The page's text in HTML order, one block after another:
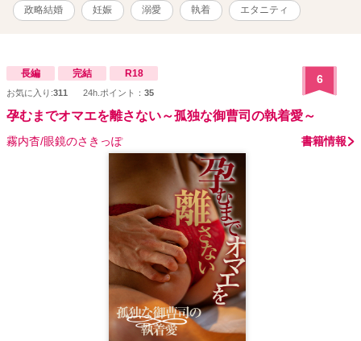
嬢 自身は普通に会社員をしている 明るく朗らか あまり物事には執着
しない 若干(?)天然 × 倉森宣利 くらもり たかとし 32歳 世界有数
間にはとことん甘い顔を見せる なんで私、子供ができた途端に復縁
を迫られてるんですかね……？
政略結婚 妊娠 溺愛 執着 エタニティ
長編 完結 R18
お気に入り:311 24h.ポイント： 35
6
孕むまでオマエを離さない～孤独な御曹司の執着愛～
霧内杳/眼鏡のさきっぽ 書籍情報